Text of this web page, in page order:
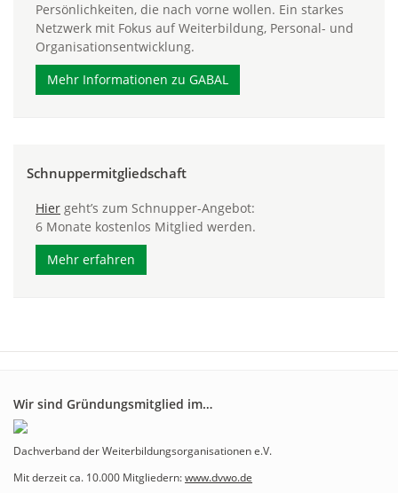
Persönlichkeiten, die nach vorne wollen. Ein starkes
Netzwerk mit Fokus auf Weiterbildung, Personal- und
Organisationsentwicklung.
Mehr Informationen zu GABAL
Schnuppermitgliedschaft
Hier geht’s zum Schnupper-Angebot:
6 Monate kostenlos Mitglied werden.
Mehr erfahren
Wir sind Gründungsmitglied im…
Dachverband der Weiterbildungsorganisationen e.V.
Mit derzeit ca. 10.000 Mitgliedern:www.dvwo.de